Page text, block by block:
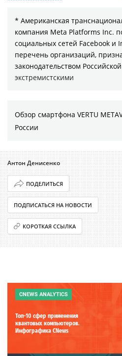
* Американская
компания Meta Platforms Inc.
социальных сетей Facebook и
перечень организаций,
законодательством
экстремистскими
Обзор смартфона VERTU
России
Антон Денисенко
ПОДЕЛИТЬСЯ
ПОДПИСАТЬСЯ НА НОВОСТИ
КОРОТКАЯ ССЫЛКА
CNEWS ANALYTICS
Топ-10 сфер применения
квантовых компьютеров.
Инфографика CNews